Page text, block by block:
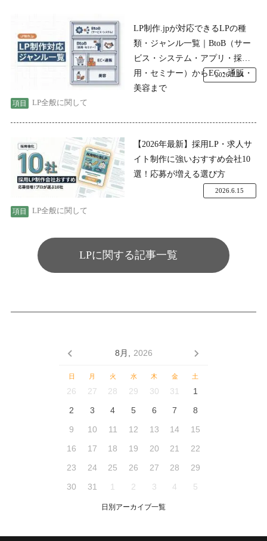
LP制作.jpが対応できるLPの種
類・ジャンル一覧｜BtoB（サー
ビス・システム・アプリ・採
用・セミナー）からEC・通販・
美容まで
LP全般に関して
2026.7.24
【2026年最新】採用LP・求人サ
イト制作に強いおすすめ会社10
選！応募が増える選び方
LP全般に関して
2026.6.15
LPに関する記事一覧
8月, 2026
日 月 火 水 木 金 土
26 27 28 29 30 31
1
2
3 4 5 6 7
8
9
10 11 12 13 14
15
16
17 18 19 20 21
22
23
24 25 26 27 28
29
30
31 1 2 3 4 5
日別アーカイブ一覧